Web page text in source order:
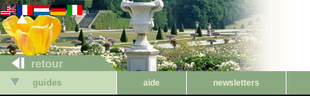
retour
guides aide
newsletters